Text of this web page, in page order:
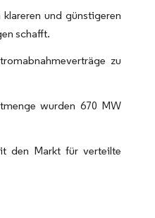
und günstigeren
schafft.
zu
wurden 670 MW
den Markt für verteilte